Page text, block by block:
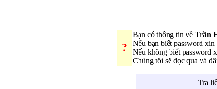
?
Bạn có thông tin về Trần
Nếu bạn biết password
Nếu không biết password
Chúng tôi sẽ đọc qua và
Tra